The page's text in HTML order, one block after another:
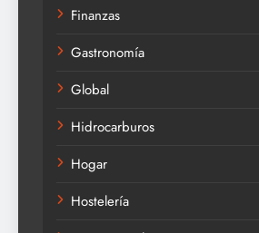
Finanzas
Gastronomía
Global
Hidrocarburos
Hogar
Hostelería